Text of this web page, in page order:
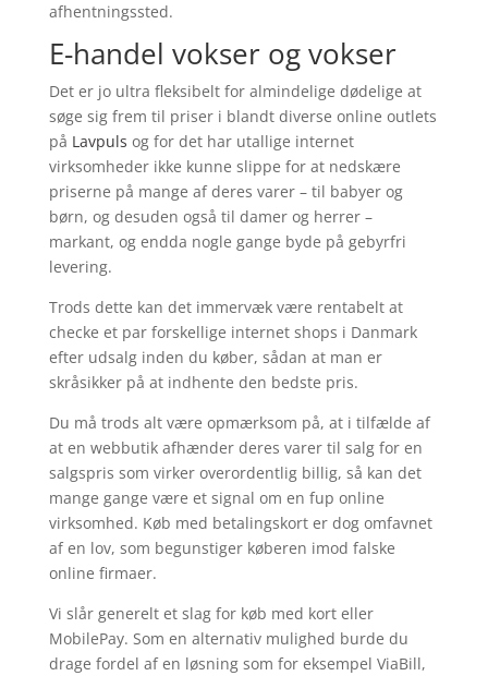
afhentningssted.
E-handel vokser og vokser
Det er jo ultra fleksibelt for almindelige dødelige at
søge sig frem til priser i blandt diverse online outlets
på Lavpuls og for det har utallige internet
virksomheder ikke kunne slippe for at nedskære
priserne på mange af deres varer – til babyer og
børn, og desuden også til damer og herrer –
markant, og endda nogle gange byde på gebyrfri
levering.
Trods dette kan det immervæk være rentabelt at
checke et par forskellige internet shops i Danmark
efter udsalg inden du køber, sådan at man er
skråsikker på at indhente den bedste pris.
Du må trods alt være opmærksom på, at i tilfælde af
at en webbutik afhænder deres varer til salg for en
salgspris som virker overordentlig billig, så kan det
mange gange være et signal om en fup online
virksomhed. Køb med betalingskort er dog omfavnet
af en lov, som begunstiger køberen imod falske
online firmaer.
Vi slår generelt et slag for køb med kort eller
MobilePay. Som en alternativ mulighed burde du
drage fordel af en løsning som for eksempel ViaBill,